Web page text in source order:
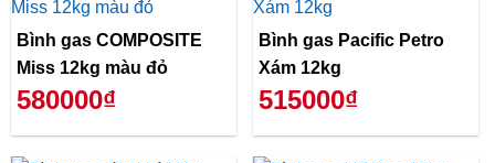
Bình gas COMPOSITE
Miss 12kg màu đỏ
580000₫
Bình gas Pacific Petro
Xám 12kg
515000₫